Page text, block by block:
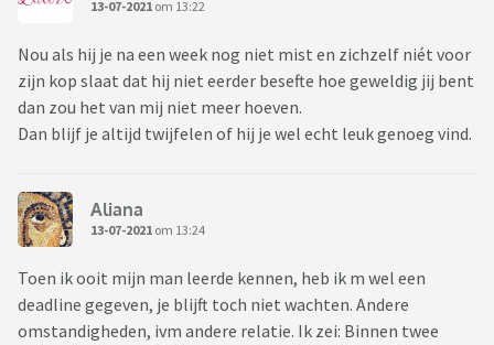
13-07-2021 om 13:22
Nou als hij je na een week nog niet mist en zichzelf niét voor
zijn kop slaat dat hij niet eerder besefte hoe geweldig jij bent
dan zou het van mij niet meer hoeven.
Dan blijf je altijd twijfelen of hij je wel echt leuk genoeg vind.
Aliana
13-07-2021 om 13:24
Toen ik ooit mijn man leerde kennen, heb ik m wel een
deadline gegeven, je blijft toch niet wachten. Andere
omstandigheden, ivm andere relatie. Ik zei: Binnen twee